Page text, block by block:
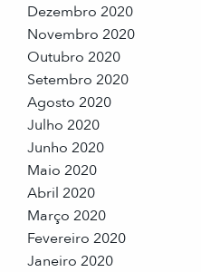
Dezembro 2020
Novembro 2020
Outubro 2020
Setembro 2020
Agosto 2020
Julho 2020
Junho 2020
Maio 2020
Abril 2020
Março 2020
Fevereiro 2020
Janeiro 2020